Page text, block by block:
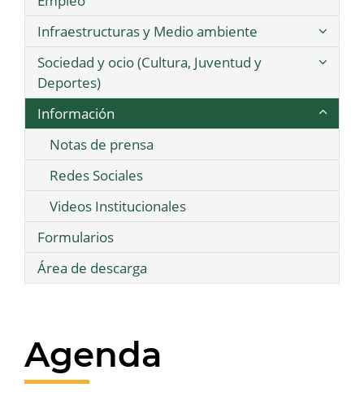
Infraestructuras y Medio ambiente
Sociedad y ocio (Cultura, Juventud y
Deportes)
Información
Notas de prensa
Redes Sociales
Videos Institucionales
Formularios
Área de descarga
Agenda